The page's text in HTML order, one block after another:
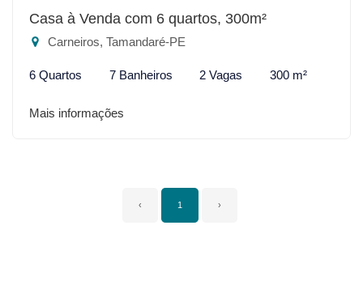
Casa à Venda com 6 quartos, 300m²
Carneiros, Tamandaré-PE
6 Quartos 7 Banheiros 2 Vagas 300 m²
Mais informações
‹ 1 ›